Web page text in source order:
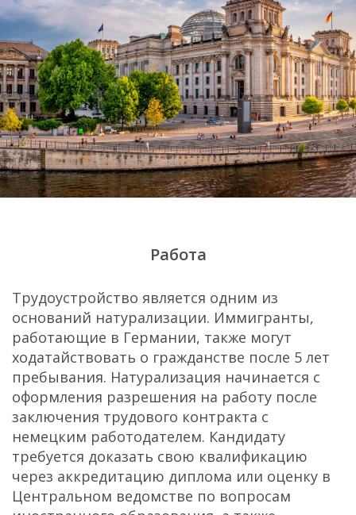
Работа
Трудоустройство является одним из
оснований натурализации. Иммигранты,
работающие в Германии, также могут
ходатайствовать о гражданстве после 5 лет
пребывания. Натурализация начинается с
оформления разрешения на работу после
заключения трудового контракта с
немецким работодателем. Кандидату
требуется доказать свою квалификацию
через аккредитацию диплома или оценку в
Центральном ведомстве по вопросам